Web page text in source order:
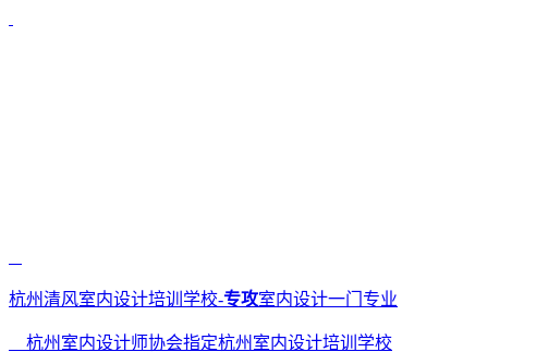
杭州清风室内设计培训学校-专攻室内设计一门专业
杭州室内设计师协会指定杭州室内设计培训学校